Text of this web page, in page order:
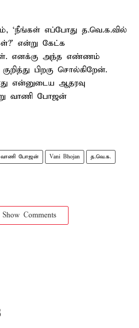
‘நீங்கள் எப்போது த.வெ.க.வில்
என்று கேட்க
எனக்கு அந்த எண்ணம்
பிறகு சொல்கிறேன்.
என்னுடைய ஆதரவு
வாணி போஜன்
வாணி போஜன் Vani Bhojan த.வெ.க.
Show Comments